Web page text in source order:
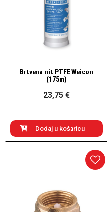
Brzi pogled
Brtvena nit PTFE Weicon
(175m)
23,75 €
Dodaj u košaricu